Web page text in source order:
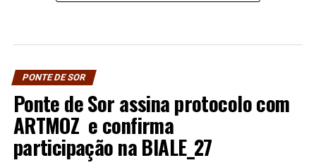
PONTE DE SOR
Ponte de Sor assina protocolo com
ARTMOZ e confirma
participação na BIALE_27